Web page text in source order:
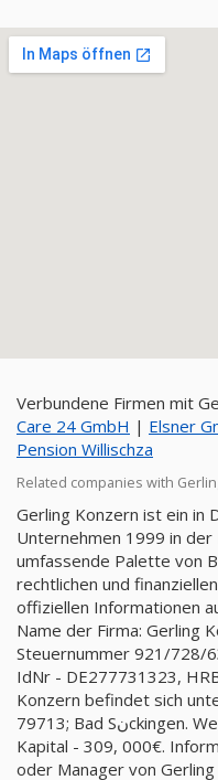
Verbundene Firmen mit
Care 24 GmbH | Elsner
Pension Willischza
Related companies with
Gerling Konzern ist ein in
Unternehmen 1999 in der
umfassende Palette von
rechtlichen und
offiziellen Informationen
Name der Firma: Gerling
Steuernummer 921/728/
IdNr - DE277731323,
Konzern befindet sich
79713; Bad Sنckingen. Weniger 10 arbeiten in der Firma.
Kapital - 309, 000€.
oder Manager von